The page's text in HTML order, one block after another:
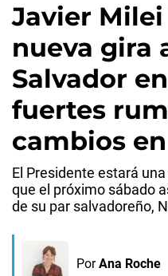
Javier
nueva gira
Salvador
fuertes
cambios
El Presidente estará
que el próximo sábado
de su par salvadoreño,
Por Ana Roche